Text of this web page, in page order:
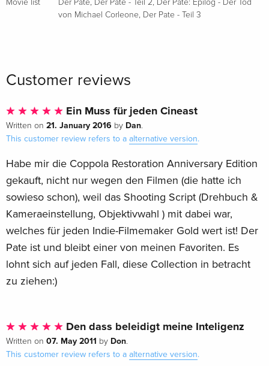
besten Film ausgezeichneten DER PATEundDER PATE, Teil
sowie das gefeierte EndeMARIO PUZOS DER PATE,
ray mit ganz neuen Bonusmaterialien.
einem Hardcover-Buch mit zahlreichen Fotografien und einer
Einführung von Francis Ford Coppola - alles untergebracht in
einer wunderschönen Box mit Folienprägung.
Movie list Der Pate Der Pate - Teil 2
Der Pate: Epilog - Der Tod
von Michael Corleone
Der Pate - Teil 3
Customer reviews
Ein Muss für jeden Cineast
Written on 21. January 2016 by Dan.
This customer review refers to a alternative version.
Habe mir die Coppola Restoration Anniversary Edition
gekauft, nicht nur wegen den Filmen (die hatte ich
sowieso schon), weil das Shooting Script (Drehbuch &
Kameraeinstellung, Objektivwahl ) mit dabei war,
welches für jeden Indie-Filmemaker Gold wert ist! Der
Pate ist und bleibt einer von meinen Favoriten. Es
lohnt sich auf jeden Fall, diese Collection in betracht
zu ziehen:)
Den dass beleidigt meine Inteligenz
Written on 07. May 2011 by Don.
This customer review refers to a alternative version.